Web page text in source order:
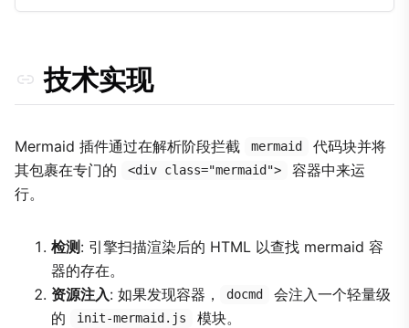
技术实现
Mermaid 插件通过在解析阶段拦截 mermaid
代码块并将
其包裹在专门的
<div class="mermaid">
容器中来运
行。
检测: 引擎扫描渲染后的 HTML 以查找 mermaid 容
器的存在。
资源注入: 如果发现容器， docmd
会注入一个轻量级
的
init-mermaid.js
模块。